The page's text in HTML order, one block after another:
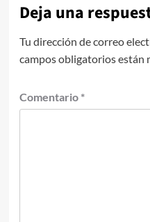
Deja una
Tu dirección de correo
campos obligatorios están
Comentario *